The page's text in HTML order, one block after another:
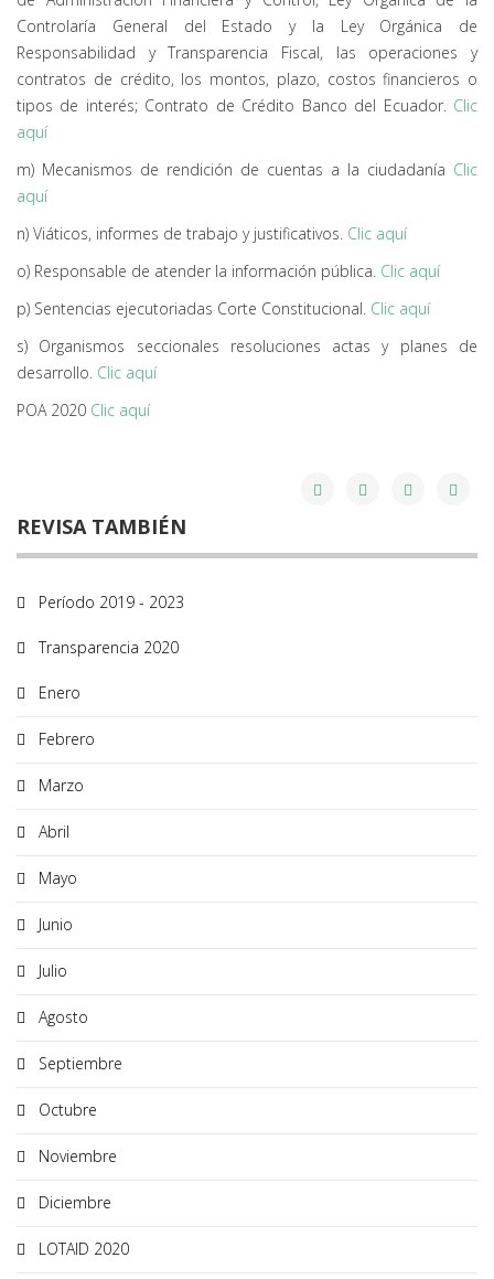
Controlaría General del Estado y la Ley Orgánica de
Responsabilidad y Transparencia Fiscal, las operaciones y
contratos de crédito, los montos, plazo, costos financieros o
tipos de interés; Contrato de Crédito Banco del Ecuador. Clic
aquí
m) Mecanismos de rendición de cuentas a la ciudadanía Clic
aquí
n) Viáticos, informes de trabajo y justificativos. Clic aquí
o) Responsable de atender la información pública. Clic aquí
p) Sentencias ejecutoriadas Corte Constitucional. Clic aquí
s) Organismos seccionales resoluciones actas y planes de
desarrollo. Clic aquí
POA 2020 Clic aquí
REVISA TAMBIÉN
Período 2019 - 2023
Transparencia 2020
Enero
Febrero
Marzo
Abril
Mayo
Junio
Julio
Agosto
Septiembre
Octubre
Noviembre
Diciembre
LOTAID 2020